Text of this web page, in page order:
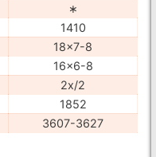
∗
1410
18x7-8
16x6-8
2x/2
1852
3607-3627